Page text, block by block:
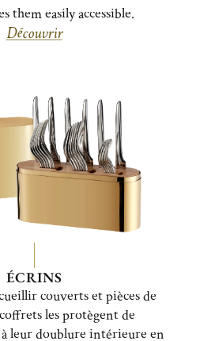
them easily accessible.
Découvrir
ÉCRINS
couverts et pièces de
les protègent de
à leur doublure intérieure en